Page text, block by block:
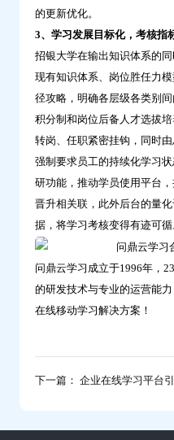
的更新优化。
3、学习发展目标化，考核指
招银大学在输出知识体系的
现有知识体系、岗位胜任力
径攻略，明确各层级各类别
积分制和岗位后备人才选拔
转岗、任职紧密挂钩，同时
强制要求员工的持续化学习
研功能，推动学员使用平台
晋升相关联，此外后台的量
据，将学习考核变得有迹可循
问鼎云学习成立于1996年，
的研发技术与专业的运营能
在线移动学习解决方案！
下一篇： 企业在线学习平台